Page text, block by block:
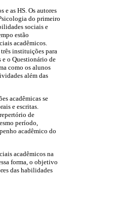
e as HS. Os autores
do primeiro
sociais e
estão
acadêmicos.
instituições para
o Questionário de
como os alunos
além das
acadêmicas se
e escritas.
de
período,
acadêmico do
acadêmicos na
forma, o objetivo
das habilidades